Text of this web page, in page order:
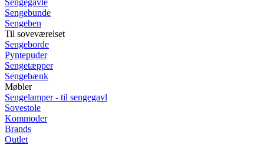
Sengegavle
Sengebunde
Sengeben
Til soveværelset
Sengeborde
Pyntepuder
Sengetæpper
Sengebænk
Møbler
Sengelamper - til sengegavl
Sovestole
Kommoder
Brands
Outlet